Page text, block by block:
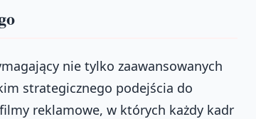
nie tylko zaawansowanych
strategicznego podejścia do
reklamowe, w których każdy kadr